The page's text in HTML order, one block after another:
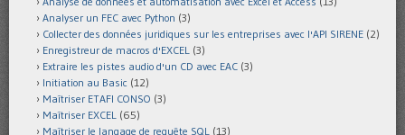
Analyser un FEC avec Python (3)
Collecter des données juridiques sur les entreprises avec l'API SIRENE (2)
Enregistreur de macros d'EXCEL (3)
Extraire les pistes audio d'un CD avec EAC (3)
Initiation au Basic (12)
Maîtriser ETAFI CONSO (3)
Maîtriser EXCEL (65)
Maîtriser le langage de requête SQL (13)